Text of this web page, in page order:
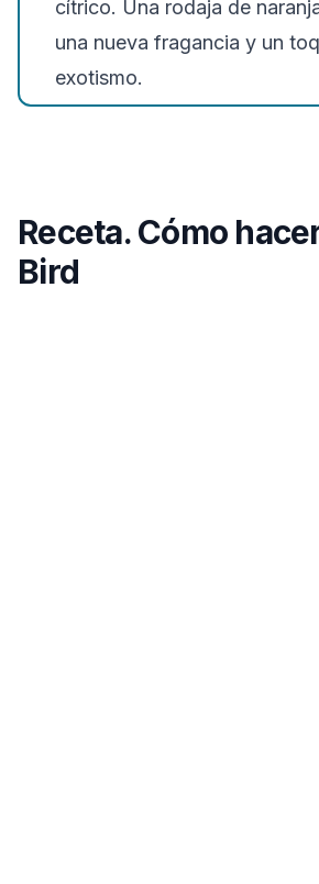
cítrico. Una rodaja de
una nueva fragancia y un
exotismo.
Receta. Cómo
Bird